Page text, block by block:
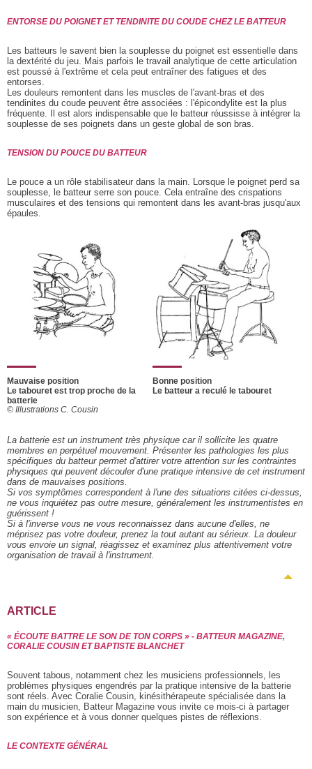
ENTORSE DU POIGNET ET TENDINITE DU COUDE CHEZ LE BATTEUR
Les batteurs le savent bien la souplesse du poignet est essentielle dans
la dextérité du jeu. Mais parfois le travail analytique de cette articulation
est poussé à l'extrême et cela peut entraîner des fatigues et des
entorses.
Les douleurs remontent dans les muscles de l'avant-bras et des
tendinites du coude peuvent être associées : l'épicondylite est la plus
fréquente. Il est alors indispensable que le batteur réussisse à intégrer la
souplesse de ses poignets dans un geste global de son bras.
TENSION DU POUCE DU BATTEUR
Le pouce a un rôle stabilisateur dans la main. Lorsque le poignet perd sa
souplesse, le batteur serre son pouce. Cela entraîne des crispations
musculaires et des tensions qui remontent dans les avant-bras jusqu'aux
épaules.
Mauvaise position
Le tabouret est trop proche de la
batterie
© Illustrations C. Cousin
Bonne position
Le batteur a reculé le tabouret
La batterie est un instrument très physique car il sollicite les quatre
membres en perpétuel mouvement. Présenter les pathologies les plus
spécifiques du batteur permet d'attirer votre attention sur les contraintes
physiques qui peuvent découler d'une pratique intensive de cet instrument
dans de mauvaises positions.
Si vos symptômes correspondent à l'une des situations citées ci-dessus,
ne vous inquiétez pas outre mesure, généralement les instrumentistes en
guérissent !
Si à l'inverse vous ne vous reconnaissez dans aucune d'elles, ne
méprisez pas votre douleur, prenez la tout autant au sérieux. La douleur
vous envoie un signal, réagissez et examinez plus attentivement votre
organisation de travail à l'instrument.
ARTICLE
« ÉCOUTE BATTRE LE SON DE TON CORPS » - BATTEUR MAGAZINE,
CORALIE COUSIN ET BAPTISTE BLANCHET
Souvent tabous, notamment chez les musiciens professionnels, les
problèmes physiques engendrés par la pratique intensive de la batterie
sont réels. Avec Coralie Cousin, kinésithérapeute spécialisée dans la
main du musicien, Batteur Magazine vous invite ce mois-ci à partager
son expérience et à vous donner quelques pistes de réflexions.
LE CONTEXTE GÉNÉRAL